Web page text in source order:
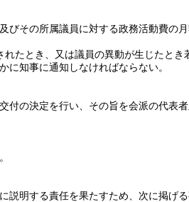
びその所属議員に対する政務活動費の
たとき、又は議員の異動が生じたとき
に知事に通知しなければならない。
の決定を行い、その旨を会派の代表
明する責任を果たすため、次に掲げ